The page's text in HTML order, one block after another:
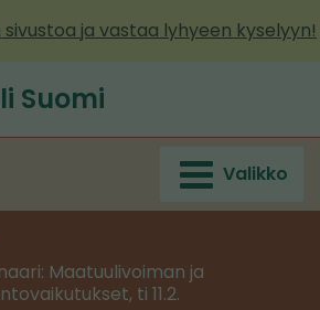
ja vastaa lyhyeen kyselyyn!
Suomi
Valikko
Maatuulivoiman ja
ti 11.2.